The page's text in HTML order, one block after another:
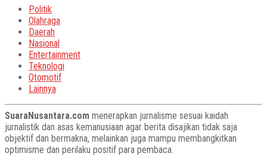
Politik
Olahraga
Daerah
Nasional
Entertainment
Teknologi
Otomotif
Lainnya
SuaraNusantara.com menerapkan jurnalisme sesuai kaidah
jurnalistik dan asas kemanusiaan agar berita disajikan tidak saja
objektif dan bermakna, melainkan juga mampu membangkitkan
optimisme dan perilaku positif para pembaca.